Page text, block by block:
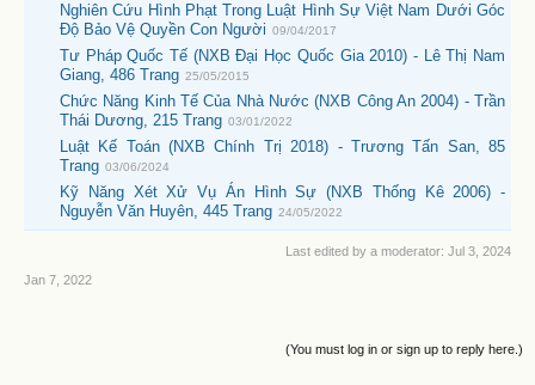
Nghiên Cứu Hình Phạt Trong Luật Hình Sự Việt Nam Dưới Góc
Độ Bảo Vệ Quyền Con Người 09/04/2017
Tư Pháp Quốc Tế (NXB Đại Học Quốc Gia 2010) - Lê Thị Nam
Giang, 486 Trang 25/05/2015
Chức Năng Kinh Tế Của Nhà Nước (NXB Công An 2004) - Trần
Thái Dương, 215 Trang 03/01/2022
Luật Kế Toán (NXB Chính Trị 2018) - Trương Tấn San, 85
Trang 03/06/2024
Kỹ Năng Xét Xử Vụ Án Hình Sự (NXB Thống Kê 2006) -
Nguyễn Văn Huyên, 445 Trang 24/05/2022
Last edited by a moderator: Jul 3, 2024
Jan 7, 2022
(You must log in or sign up to reply here.)